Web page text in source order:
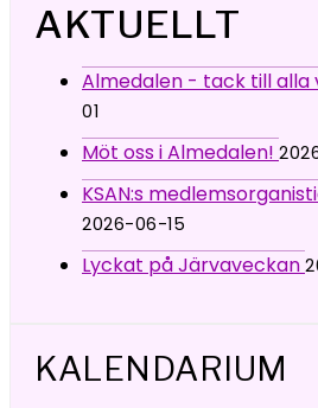
AKTUELLT
Almedalen - tack till alla
01
Möt oss i Almedalen!
KSAN:s
2026-06-15
Lyckat på Järvaveckan
KALENDARIUM